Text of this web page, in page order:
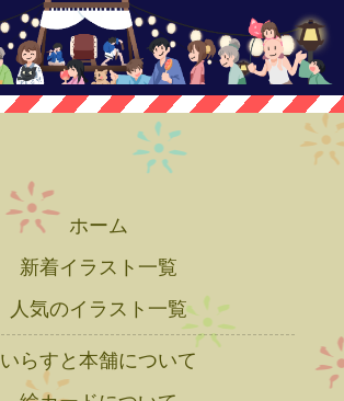
ホーム
新着イラスト一覧
人気のイラスト一覧
いらすと本舗について